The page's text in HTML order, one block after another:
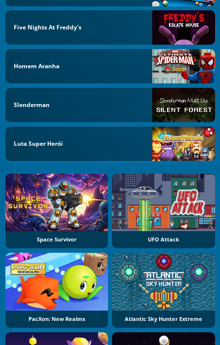
Five Nights At Freddy's
Homem Aranha
Slenderman
Luta Super Herói
Space Survivor UFO Attack
PacXon: New Realms Atlantic Sky Hunter Extreme